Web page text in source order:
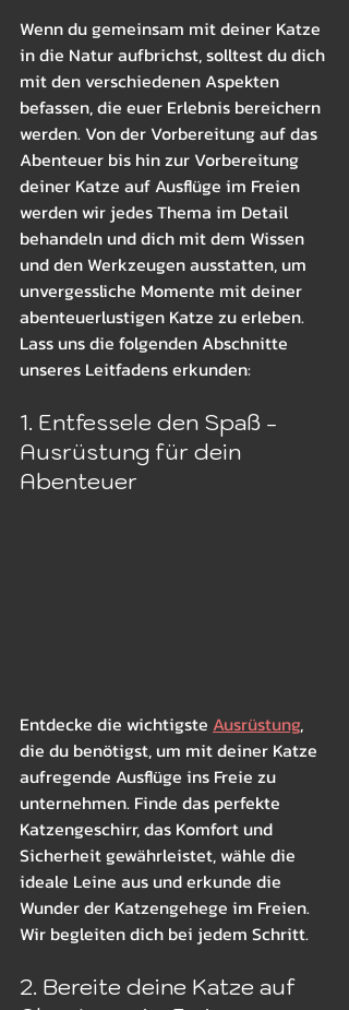
Wenn du gemeinsam mit deiner Katze
in die Natur aufbrichst, solltest du dich
mit den verschiedenen Aspekten
befassen, die euer Erlebnis bereichern
werden. Von der Vorbereitung auf das
Abenteuer bis hin zur Vorbereitung
deiner Katze auf Ausflüge im Freien
werden wir jedes Thema im Detail
behandeln und dich mit dem Wissen
und den Werkzeugen ausstatten, um
unvergessliche Momente mit deiner
abenteuerlustigen Katze zu erleben.
Lass uns die folgenden Abschnitte
unseres Leitfadens erkunden:
1. Entfessele den Spaß -
Ausrüstung für dein
Abenteuer
Entdecke die wichtigste Ausrüstung,
die du benötigst, um mit deiner Katze
aufregende Ausflüge ins Freie zu
unternehmen. Finde das perfekte
Katzengeschirr, das Komfort und
Sicherheit gewährleistet, wähle die
ideale Leine aus und erkunde die
Wunder der Katzengehege im Freien.
Wir begleiten dich bei jedem Schritt.
2. Bereite deine Katze auf